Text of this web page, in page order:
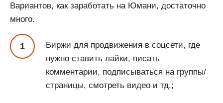
Вариантов, как заработать на Юмани, достаточно
много.
Биржи для продвижения в соцсети, где
нужно ставить лайки, писать
комментарии, подписываться на группы/
страницы, смотреть видео и тд.;